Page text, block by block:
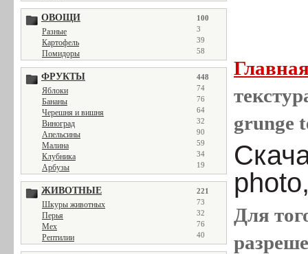
ОВОЩИ 100
Разные 3
Картофель 39
Помидоры 58
ФРУКТЫ 448
Яблоки 74
Бананы 76
Черешня и вишня 64
Виноград 32
Апельсины 90
Малина 59
Клубника 34
Арбузы 19
ЖИВОТНЫЕ 221
Шкуры животных 73
Перья 32
Мех 76
Рептилии 40
grunge
Для